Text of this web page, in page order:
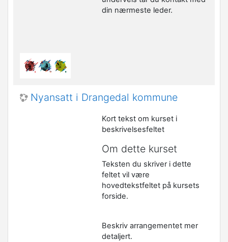
din nærmeste leder.
Nyansatt i Drangedal kommune
Kort tekst om kurset i
beskrivelsesfeltet
Om dette kurset
Teksten du skriver i dette
feltet vil være
hovedtekstfeltet på kursets
forside.
Beskriv arrangementet mer
detaljert.